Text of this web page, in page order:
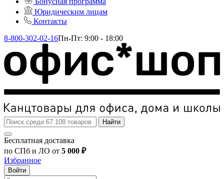
Юридическим лицам
Контакты
8-800-302-02-16Пн-Пт: 9:00 - 18:00
Найти
Бесплатная доставка
по СПб и ЛО от 5 000 ₽
Избранное
Войти